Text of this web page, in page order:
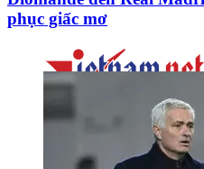
phục giấc mơ